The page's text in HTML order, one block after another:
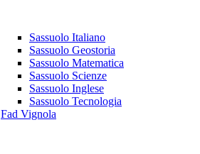
Sassuolo Italiano
Sassuolo Geostoria
Sassuolo Matematica
Sassuolo Scienze
Sassuolo Inglese
Sassuolo Tecnologia
Fad Vignola